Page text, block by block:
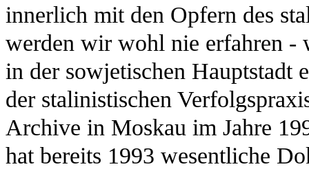
innerlich mit den Opfern des
werden wir wohl nie erfahren -
in der sowjetischen Hauptstadt
der stalinistischen
Archive in Moskau im Jahre
hat bereits 1993 wesentliche